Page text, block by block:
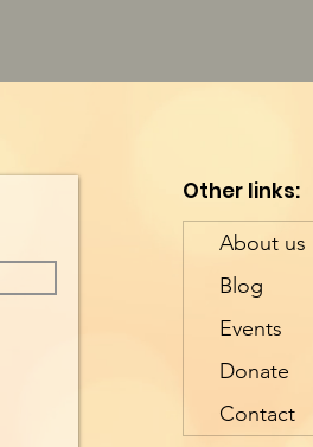
Other links:
About us
Blog
Events
Donate
Contact